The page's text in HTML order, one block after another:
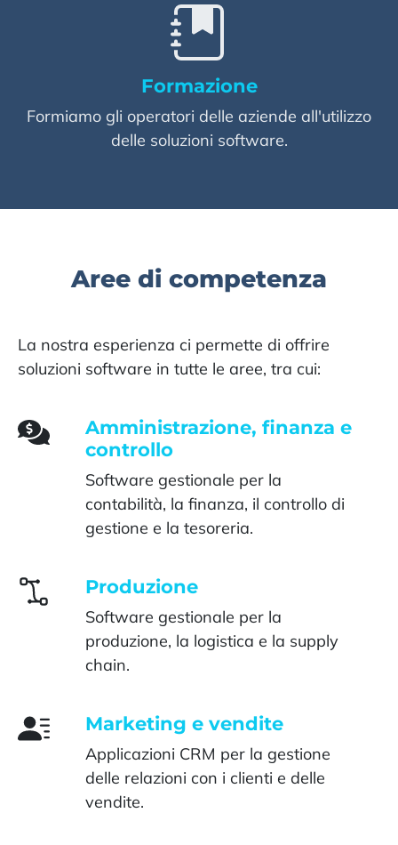
Formazione
Formiamo gli operatori delle aziende all'utilizzo
delle soluzioni software.
Aree di competenza
La nostra esperienza ci permette di offrire
soluzioni software in tutte le aree, tra cui:
Amministrazione, finanza e
controllo
Software gestionale per la
contabilità, la finanza, il controllo di
gestione e la tesoreria.
Produzione
Software gestionale per la
produzione, la logistica e la supply
chain.
Marketing e vendite
Applicazioni CRM per la gestione
delle relazioni con i clienti e delle
vendite.